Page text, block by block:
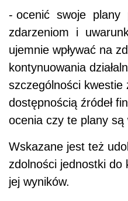
- ocenić swoje plany
zdarzeniom i
ujemnie wpływać na
kontynuowania
szczególności kwestie
dostępnością źródeł
ocenia czy te plany są
Wskazane jest też
zdolności jednostki do
jej wyników.